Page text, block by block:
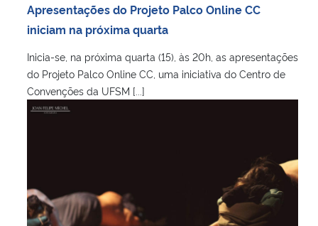
Apresentações do Projeto Palco Online CC
iniciam na próxima quarta
Inicia-se, na próxima quarta (15), às 20h, as apresentações
do Projeto Palco Online CC, uma iniciativa do Centro de
Convenções da UFSM [...]